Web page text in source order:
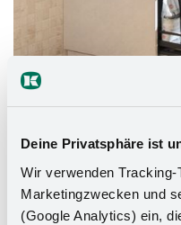
Deine Privatsphäre ist
Wir verwenden Tracking-
Marketingzwecken und
(Google Analytics) ein,
kitchen. The full-
widths between 300 and